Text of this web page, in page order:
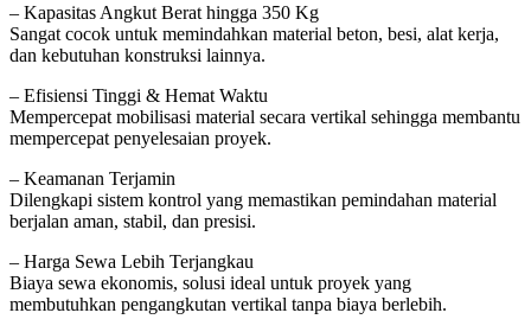
– Kapasitas Angkut Berat hingga 350 Kg
Sangat cocok untuk memindahkan material beton, besi, alat kerja,
dan kebutuhan konstruksi lainnya.
– Efisiensi Tinggi & Hemat Waktu
Mempercepat mobilisasi material secara vertikal sehingga membantu
mempercepat penyelesaian proyek.
– Keamanan Terjamin
Dilengkapi sistem kontrol yang memastikan pemindahan material
berjalan aman, stabil, dan presisi.
– Harga Sewa Lebih Terjangkau
Biaya sewa ekonomis, solusi ideal untuk proyek yang
membutuhkan pengangkutan vertikal tanpa biaya berlebih.